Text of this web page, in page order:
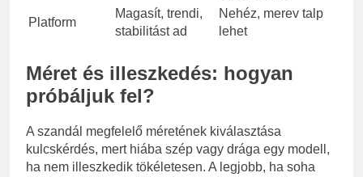
Platform
Magasít, trendi,
stabilitást ad
Nehéz, merev talp
lehet
Méret és illeszkedés: hogyan
próbáljuk fel?
A szandál megfelelő méretének kiválasztása
kulcskérdés, mert hiába szép vagy drága egy modell,
ha nem illeszkedik tökéletesen. A legjobb, ha soha